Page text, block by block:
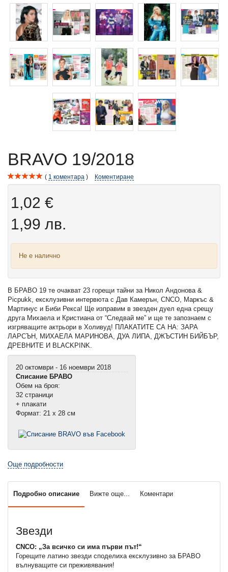
BRAVO 19/2018
1 коментара Коментиране
1,02 €
1,99 лв.
Не е налично
В БРАВО 19 те очакват 23 горещи тайни за Никол Андонова &
Picpukk, ексклузивни интервюта с Дав Камерън, CNCO, Маркъс &
Мартинус и Биби Рекса! Ще изправим в звезден дуел една срещу
друга Михаела и Кристиана от “Следвай ме” и ще те запознаем с
изгряващите актрьори в Холивуд! ПЛАКАТИТЕ СА НА: ЗАРА
ЛАРСЪН, МИХАЕЛА МАРИНОВА, ДУА ЛИПА, ДЖЪСТИН БИЙБЪР,
ДРЕВНИТЕ И BLACKPINK.
20 октомври - 16 ноември 2018
Списание БРАВО
Обем на броя:
32 страници
+ плакати
Формат: 21 х 28 см
Още подробности
Подробно описание Вижте още... Коментари
Звезди
CNCO: „За всичко си има първи път!“
Горещите латино звезди споделиха ексклузивно за БРАВО
вълнуващите си преживявания!